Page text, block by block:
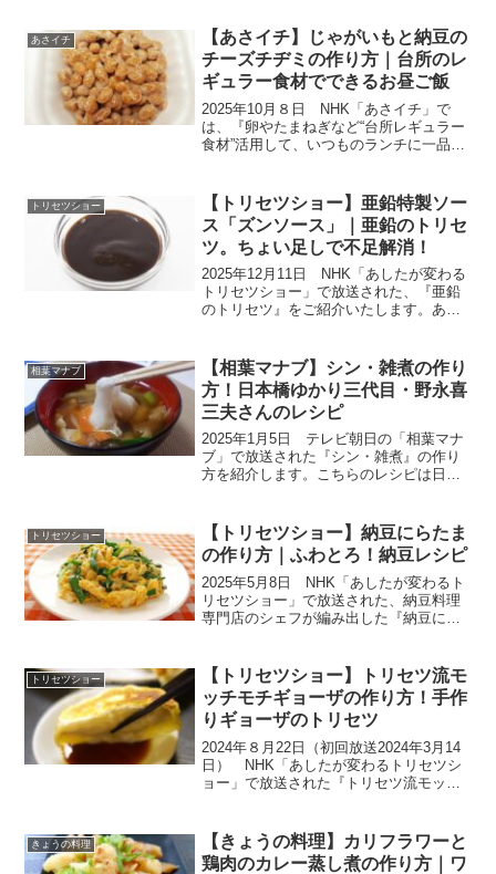
あさイチ
【あさイチ】じゃがいもと納豆の
チーズチヂミの作り方｜台所のレ
ギュラー食材でできるお昼ご飯
2025年10月８日 NHK「あさイチ」で
は、『卵やたまねぎなど“台所レギュラー
食材”活用して、いつものランチに一品加
昼ごはんは、どうしても、あるもので済
ませたりインス...
トリセツショー
【トリセツショー】亜鉛特製ソー
ス「ズンソース」｜亜鉛のトリセ
ツ。ちょい足しで不足解消！
2025年12月11日 NHK「あしたが変わる
トリセツショー」で放送された、『亜鉛
のトリセツ』をご紹介いたします。あま
日本人の80％以上が基準値に足りていな
いとか。正...
相葉マナブ
【相葉マナブ】シン・雑煮の作り
方！日本橋ゆかり三代目・野永喜
三夫さんのレシピ
2025年1月5日 テレビ朝日の「相葉マナ
ブ」で放送された『シン・雑煮』の作り
方を紹介します。こちらのレシピは日本
で、毎年恒例9回目となる『新春恒例！第
9回マナブ餅つき...
トリセツショー
【トリセツショー】納豆にらたま
の作り方｜ふわとろ！納豆レシピ
2025年5月8日 NHK「あしたが変わるト
リセツショー」で放送された、納豆料理
専門店のシェフが編み出した『納豆にら
させて香辛料と混ぜ、うまみ調味料とし
て使われています...
トリセツショー
【トリセツショー】トリセツ流モ
ッチモチギョーザの作り方！手作
りギョーザのトリセツ
2024年８月22日（初回放送2024年3月14
日） NHK「あしたが変わるトリセツシ
ョー」で放送された『トリセツ流モッチ
の作り方なら肉汁たっぷり皮モッチモ
チ！超簡...
きょうの料理
【きょうの料理】カリフラワーと
鶏肉のカレー蒸し煮の作り方｜ワ